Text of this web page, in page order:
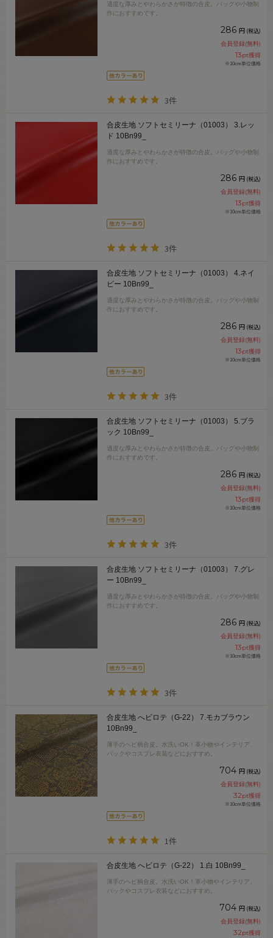
適度な厚みとやわらかさが特徴の合皮。バッグや小物制
作におすすめです。
286 円 (税込)
会員登録(無料)
13pt獲得
※10cm単位価格
3件
合皮生地 ソフトセミリーナ（01003） 3.レッ
ド 10Bn99_
適度な厚みとやわらかさが特徴の合皮。バッグや小物制
作におすすめです。
286 円 (税込)
会員登録(無料)
13pt獲得
※10cm単位価格
3件
合皮生地 ソフトセミリーナ（01003） 4.ネイ
ビー 10Bn99_
適度な厚みとやわらかさが特徴の合皮。バッグや小物制
作におすすめです。
286 円 (税込)
会員登録(無料)
13pt獲得
※10cm単位価格
3件
合皮生地 ソフトセミリーナ（01003） 5.ブラ
ック 10Bn99_
適度な厚みとやわらかさが特徴の合皮。バッグや小物制
作におすすめです。
286 円 (税込)
会員登録(無料)
13pt獲得
※10cm単位価格
3件
合皮生地 ソフトセミリーナ（01003） 7.グレ
ー 10Bn99_
適度な厚みとやわらかさが特徴の合皮。バッグや小物制
作におすすめです。
286 円 (税込)
会員登録(無料)
13pt獲得
※10cm単位価格
3件
合皮生地 へビロテ（G-22） 7.モカブラウン
10Bn99_
薄手のヘビ柄合皮。水洗いOK！革小物やインテリア、
バックやコスプレ衣装などにおすすめ。
704 円 (税込)
会員登録(無料)
32pt獲得
※10cm単位価格
1件
合皮生地 へビロテ（G-22） 1.白 10Bn99_
薄手のヘビ柄合皮。水洗いOK！革小物やインテリア、
バックやコスプレ衣装などにおすすめ。
704 円 (税込)
会員登録(無料)
32pt獲得